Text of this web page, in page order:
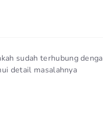
sudah terhubung
detail masalahnya